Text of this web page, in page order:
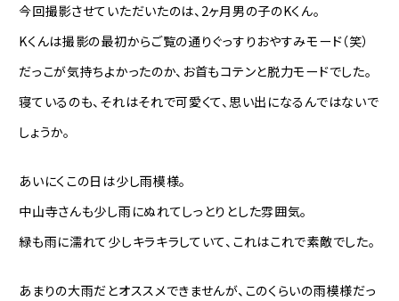
今回撮影させていただいたのは、2ヶ月男の子のKくん。
Kくんは撮影の最初からご覧の通りぐっすりおやすみモード（笑）
だっこが気持ちよかったのか、お首もコテンと脱力モードでした。
寝ているのも、それはそれで可愛くて、思い出になるんではないで
しょうか。
あいにくこの日は少し雨模様。
中山寺さんも少し雨にぬれてしっとりとした雰囲気。
緑も雨に濡れて少しキラキラしていて、これはこれで素敵でした。
あまりの大雨だとオススメできませんが、このくらいの雨模様だっ